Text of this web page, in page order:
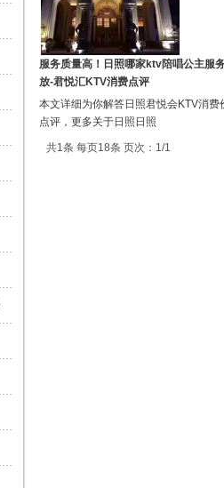
服务质量高！日照哪家ktv陪唱公主服
放-君悦汇KTV消费点评
本文详细为你解答日照君悦会KTV消费
点评，更多关于日照日照
共1条 每页18条 页次：1/1